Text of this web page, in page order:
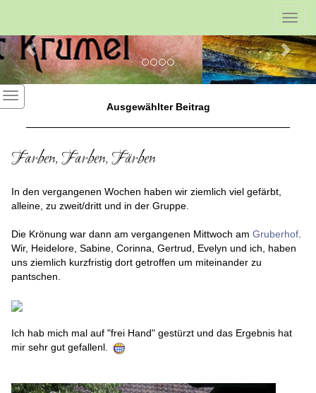
Ausgewählter Beitrag
Farben, Farben, Färben
In den vergangenen Wochen haben wir ziemlich viel gefärbt,
alleine, zu zweit/dritt und in der Gruppe.
Die Krönung war dann am vergangenen Mittwoch am Gruberhof.
Wir, Heidelore, Sabine, Corinna, Gertrud, Evelyn und ich, haben
uns ziemlich kurzfristig dort getroffen um miteinander zu
pantschen.
Ich hab mich mal auf "frei Hand" gestürzt und das Ergebnis hat
mir sehr gut gefallenl.